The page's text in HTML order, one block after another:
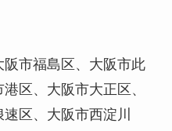
市福島区、大阪市此
区、大阪市大正区、
区、大阪市西淀川